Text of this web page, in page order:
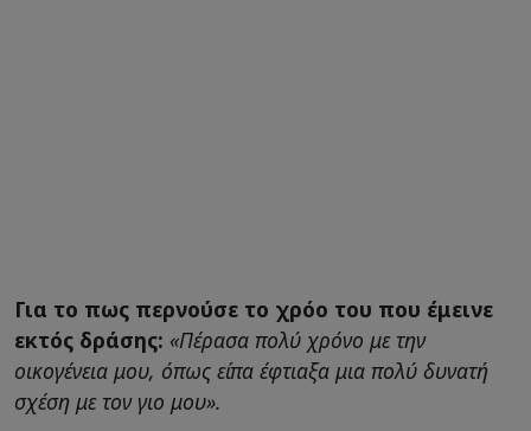
Για το πως περνούσε το χρόο του που έμεινε
εκτός δράσης: «Πέρασα πολύ χρόνο με την
οικογένεια μου, όπως είπα έφτιαξα μια πολύ δυνατή
σχέση με τον γιο μου».